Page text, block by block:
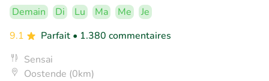
Demain Di Lu Ma Me
Je
9.1
Parfait • 1.380 commentaires
Sensai
Oostende (0km)